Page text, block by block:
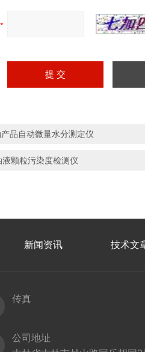
品自动微量水分测定仪
液颗粒污染度检测仪
新闻资讯 技术文
传真
公司地址